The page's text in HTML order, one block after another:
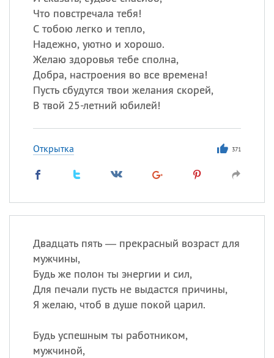
Что повстречала тебя!
С тобою легко и тепло,
Надежно, уютно и хорошо.
Желаю здоровья тебе сполна,
Добра, настроения во все времена!
Пусть сбудутся твои желания скорей,
В твой 25-летний юбилей!
Открытка 371
Двадцать пять — прекрасный возраст для
мужчины,
Будь же полон ты энергии и сил,
Для печали пусть не выдастся причины,
Я желаю, чтоб в душе покой царил.
Будь успешным ты работником,
мужчиной,